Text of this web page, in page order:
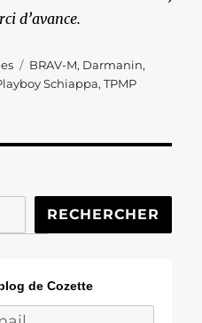
d’avance.
Étiquettes
BRAV-M, Darmanin,
Schiappa,TPMP
RECHERCHER
de Cozette